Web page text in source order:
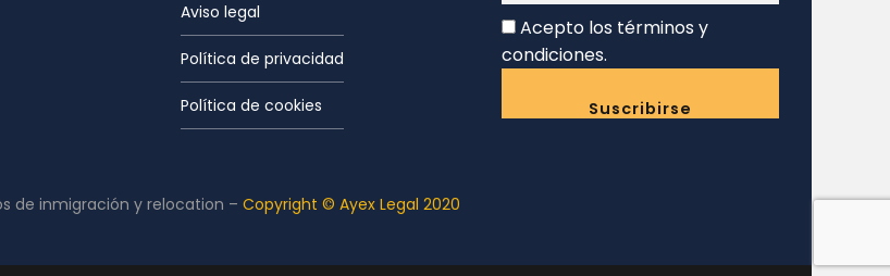
Aviso legal
Política de privacidad
Política de cookies
Acepto los términos y
condiciones.
de inmigración y relocation – Copyright © Ayex Legal 2020